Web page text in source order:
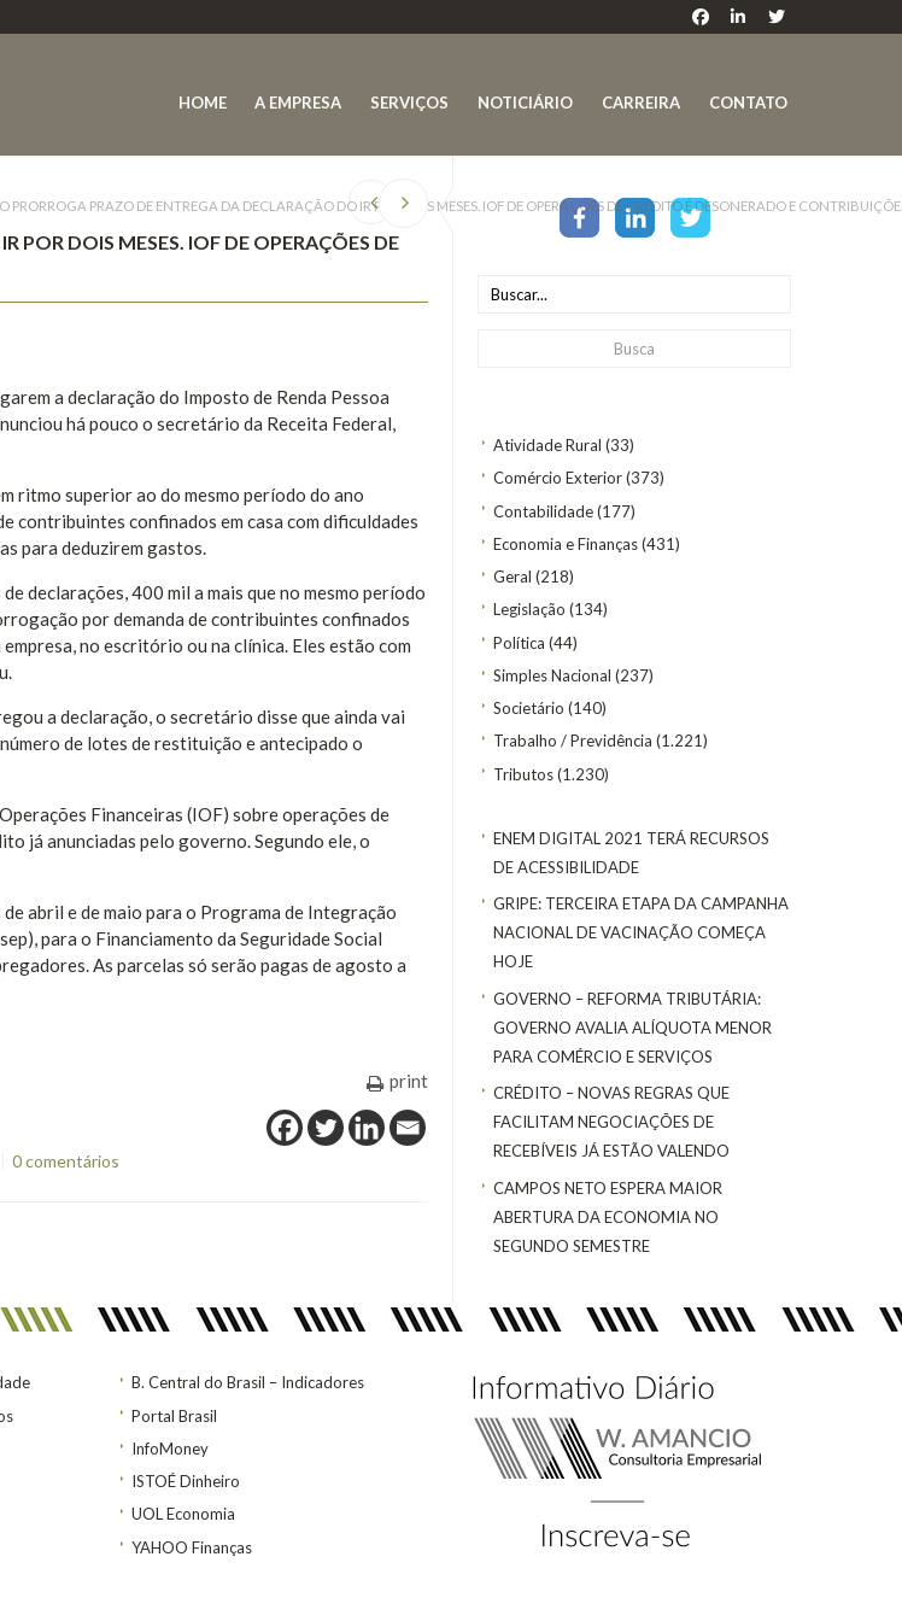
HOME A EMPRESA SERVIÇOS NOTICIÁRIO CARREIRA CONTATO
Atividade Rural (33)
Comércio Exterior(373)
Contabilidade(177)
Economia e Finanças(431)
Geral (218)
Legislação (134)
Política (44)
Simples Nacional (237)
Societário (140)
Trabalho / Previdência (1.221)
Tributos(1.230)
ENEM DIGITAL 2021 TERÁ RECURSOS
DE ACESSIBILIDADE
GRIPE: TERCEIRA ETAPA DA CAMPANHA
NACIONAL DE VACINAÇÃO COMEÇA
HOJE
GOVERNO – REFORMA TRIBUTÁRIA:
GOVERNO AVALIA ALÍQUOTA MENOR
PARA COMÉRCIO E SERVIÇOS
CRÉDITO – NOVAS REGRAS QUE
FACILITAM NEGOCIAÇÕES DE
RECEBÍVEIS JÁ ESTÃO VALENDO
CAMPOS NETO ESPERA MAIOR
ABERTURA DA ECONOMIA NO
SEGUNDO SEMESTRE
PRORROGA PRAZO DE ENTREGA DA DECLARAÇÃO DO IR POR DOIS MESES. IOF DE OPERAÇÕES DE CRÉDITO É DESONERADO E
POR DOIS MESES. IOF DE OPERAÇÕES DE
a declaração do Imposto de Renda Pessoa
há pouco o secretário da Receita Federal,
ritmo superior ao do mesmo período do ano
contribuintes confinados em casa com dificuldades
para deduzirem gastos.
declarações, 400 mil a mais que no mesmo período
por demanda de contribuintes confinados
no escritório ou na clínica. Eles estão com
a declaração, o secretário disse que ainda vai
de lotes de restituição e antecipado o
Financeiras (IOF) sobre operações de
já anunciadas pelo governo. Segundo ele, o
abril e de maio para o Programa de Integração
para o Financiamento da Seguridade Social
As parcelas só serão pagas de agosto a
print
0 comentários
B. Central do Brasil – Indicadores
Portal Brasil
InfoMoney
ISTOÉ Dinheiro
UOL Economia
YAHOO Finanças